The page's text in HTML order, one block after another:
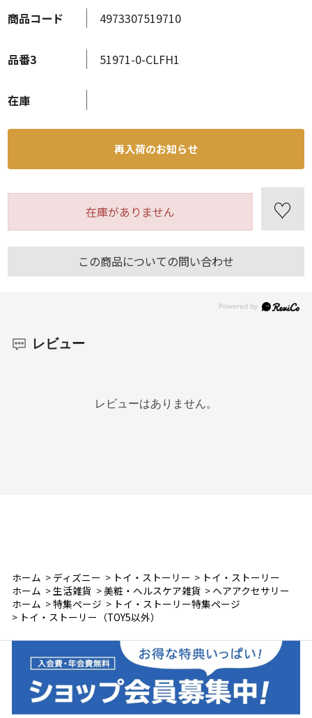
この商品についての問い合わせ
商品コード 4973307519710
品番3 51971-0-CLFH1
在庫
再入荷のお知らせ
在庫がありません
レビュー
レビューはありません。
ホーム > ディズニー > トイ・ストーリー > トイ・ストーリー
ホーム >生活雑貨 >美粧・ヘルスケア雑貨 > ヘアアクセサリー
ホーム >特集ページ > トイ・ストーリー特集ページ
> トイ・ストーリー（TOY5以外）